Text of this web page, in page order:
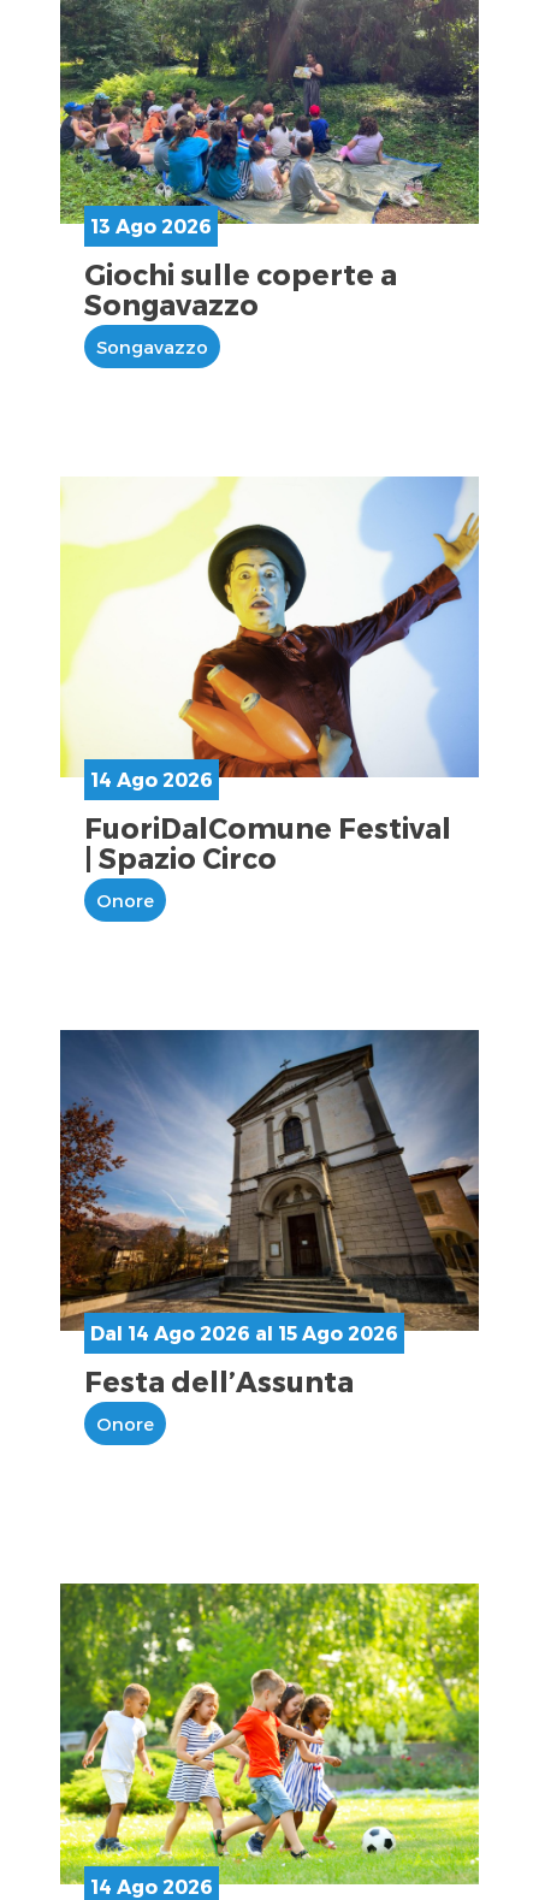
13 Ago 2026
Giochi sulle coperte a
Songavazzo
Songavazzo
14 Ago 2026
FuoriDalComune Festival
| Spazio Circo
Onore
Dal 14 Ago 2026 al 15 Ago 2026
Festa dell’Assunta
Onore
14 Ago 2026